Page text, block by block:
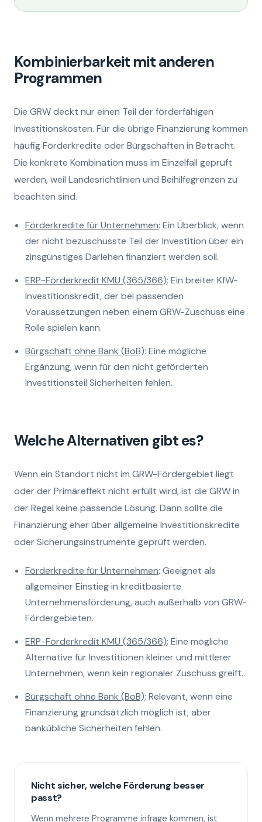
Kombinierbarkeit mit anderen
Programmen
Die GRW deckt nur einen Teil der förderfähigen
Investitionskosten. Für die übrige Finanzierung kommen
häufig Förderkredite oder Bürgschaften in Betracht.
Die konkrete Kombination muss im Einzelfall geprüft
werden, weil Landesrichtlinien und Beihilfegrenzen zu
beachten sind.
Förderkredite für Unternehmen: Ein Überblick, wenn
der nicht bezuschusste Teil der Investition über ein
zinsgünstiges Darlehen finanziert werden soll.
ERP-Förderkredit KMU (365/366): Ein breiter KfW-
Investitionskredit, der bei passenden
Voraussetzungen neben einem GRW-Zuschuss eine
Rolle spielen kann.
Bürgschaft ohne Bank (BoB): Eine mögliche
Ergänzung, wenn für den nicht geförderten
Investitionsteil Sicherheiten fehlen.
Welche Alternativen gibt es?
Wenn ein Standort nicht im GRW-Fördergebiet liegt
oder der Primäreffekt nicht erfüllt wird, ist die GRW in
der Regel keine passende Lösung. Dann sollte die
Finanzierung eher über allgemeine Investitionskredite
oder Sicherungsinstrumente geprüft werden.
Förderkredite für Unternehmen: Geeignet als
allgemeiner Einstieg in kreditbasierte
Unternehmensförderung, auch außerhalb von GRW-
Fördergebieten.
ERP-Förderkredit KMU (365/366): Eine mögliche
Alternative für Investitionen kleiner und mittlerer
Unternehmen, wenn kein regionaler Zuschuss greift.
Bürgschaft ohne Bank (BoB): Relevant, wenn eine
Finanzierung grundsätzlich möglich ist, aber
bankübliche Sicherheiten fehlen.
Nicht sicher, welche Förderung besser
passt?
Wenn mehrere Programme infrage kommen, ist